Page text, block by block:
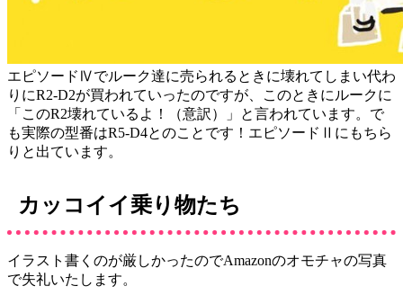
エピソードⅣでルーク達に売られるときに壊れてしまい代わ
りにR2-D2が買われていったのですが、このときにルークに
「このR2壊れているよ！（意訳）」と言われています。で
も実際の型番はR5-D4とのことです！エピソードⅡにもちら
りと出ています。
カッコイイ乗り物たち
イラスト書くのが厳しかったのでAmazonのオモチャの写真
で失礼いたします。